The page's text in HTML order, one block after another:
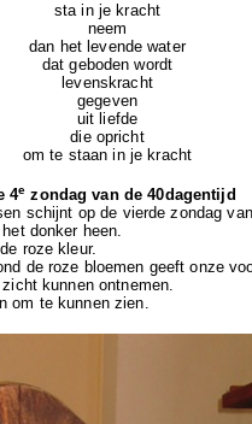
sta in je kracht
neem
dan het levende water
dat geboden wordt
levenskracht
gegeven
uit liefde
die opricht
om te staan in je kracht
4e zondag van de 40dagentijd
schijnt op de vierde zondag
donker heen.
roze kleur.
de roze bloemen geeft onze
kunnen ontnemen.
om te kunnen zien.